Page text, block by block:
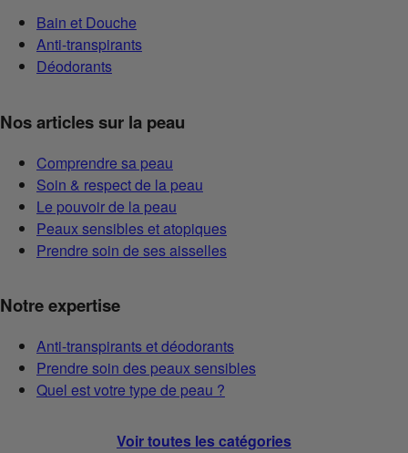
Bain et Douche
Anti-transpirants
Déodorants
Nos articles sur la peau
Comprendre sa peau
Soin & respect de la peau
Le pouvoir de la peau
Peaux sensibles et atopiques
Prendre soin de ses aisselles
Notre expertise
Anti-transpirants et déodorants
Prendre soin des peaux sensibles
Quel est votre type de peau ?
Voir toutes les catégories